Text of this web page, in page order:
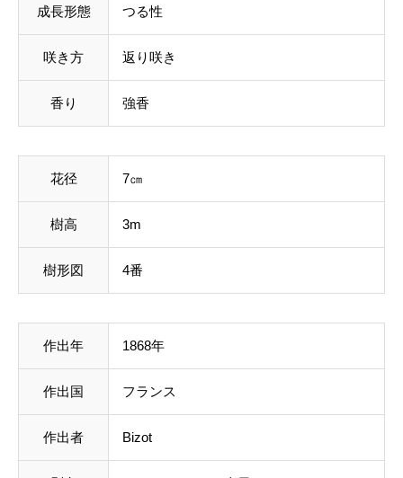
成長形態 つる性
咲き方 返り咲き
香り 強香
花径 7㎝
樹高 3m
樹形図 4番
作出年 1868年
作出国 フランス
作出者 Bizot